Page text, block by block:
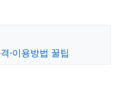
·이용방법 꿀팁